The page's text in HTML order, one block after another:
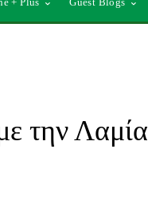
την Λαμία